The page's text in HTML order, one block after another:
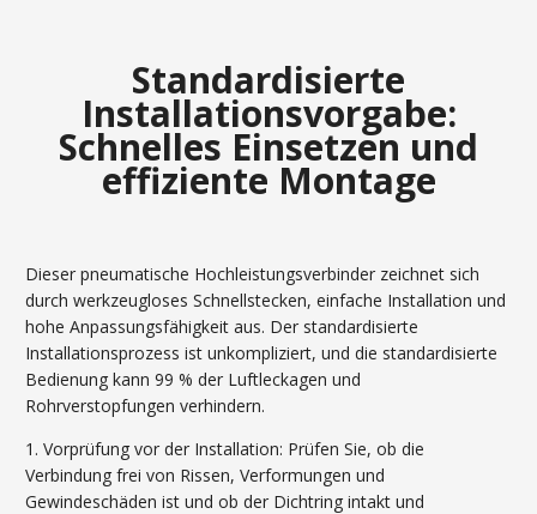
Standardisierte
Installationsvorgabe:
Schnelles Einsetzen und
effiziente Montage
Dieser pneumatische Hochleistungsverbinder zeichnet sich
durch werkzeugloses Schnellstecken, einfache Installation und
hohe Anpassungsfähigkeit aus. Der standardisierte
Installationsprozess ist unkompliziert, und die standardisierte
Bedienung kann 99 % der Luftleckagen und
Rohrverstopfungen verhindern.
1. Vorprüfung vor der Installation: Prüfen Sie, ob die
Verbindung frei von Rissen, Verformungen und
Gewindeschäden ist und ob der Dichtring intakt und